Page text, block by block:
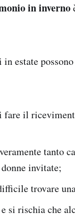
in inverno
estate
fare il
tanto
invitate;
trovare
si rischia che